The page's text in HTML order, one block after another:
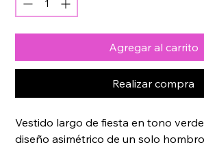
Agregar al carrito
Realizar compra
Vestido largo de fiesta en tono
diseño asimétrico de un solo